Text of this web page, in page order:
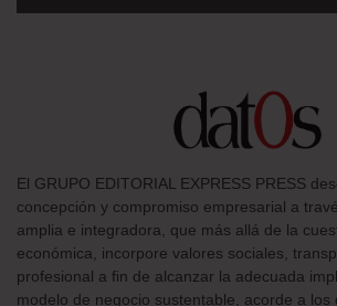
El GRUPO EDITORIAL EXPRESS PRESS
concepción y compromiso empresarial a
amplia e integradora, que más allá de la
económica, incorpore valores sociales,
profesional a fin de alcanzar la adecuada
modelo de negocio sustentable, acorde a los